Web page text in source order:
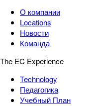
О компании
Locations
Новости
Команда
The EC Experience
Technology
Педагогика
Учебный План